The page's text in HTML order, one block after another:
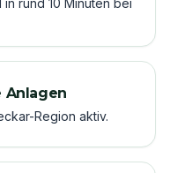
Anlagen
Region aktiv.